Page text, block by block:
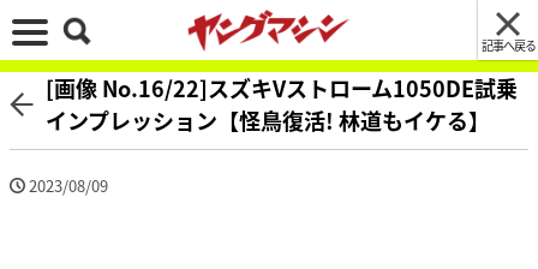
記事へ戻る
[画像 No.16/22]スズキVストローム1050DE試乗
インプレッション【怪鳥復活! 林道もイケる】
2023/08/09